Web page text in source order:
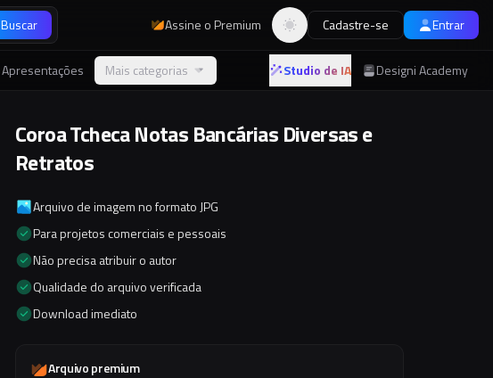
Buscar Assine o Premium Alternar tema
Cadastre-se Entrar
Apresentações Mais categorias Studio de IA Designi Academy
Coroa Tcheca Notas Bancárias Diversas e
Retratos
Arquivo de imagem no formato JPG
Para projetos comerciais e pessoais
Não precisa atribuir o autor
Qualidade do arquivo verificada
Download imediato
Arquivo premium